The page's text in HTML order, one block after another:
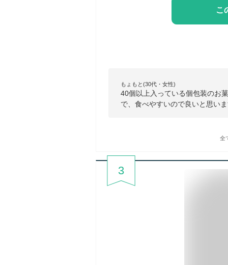
こ
もょもと(30代・女性)
40個以上入っている個包装のお
で、食べやすいので良いと思い
全
3